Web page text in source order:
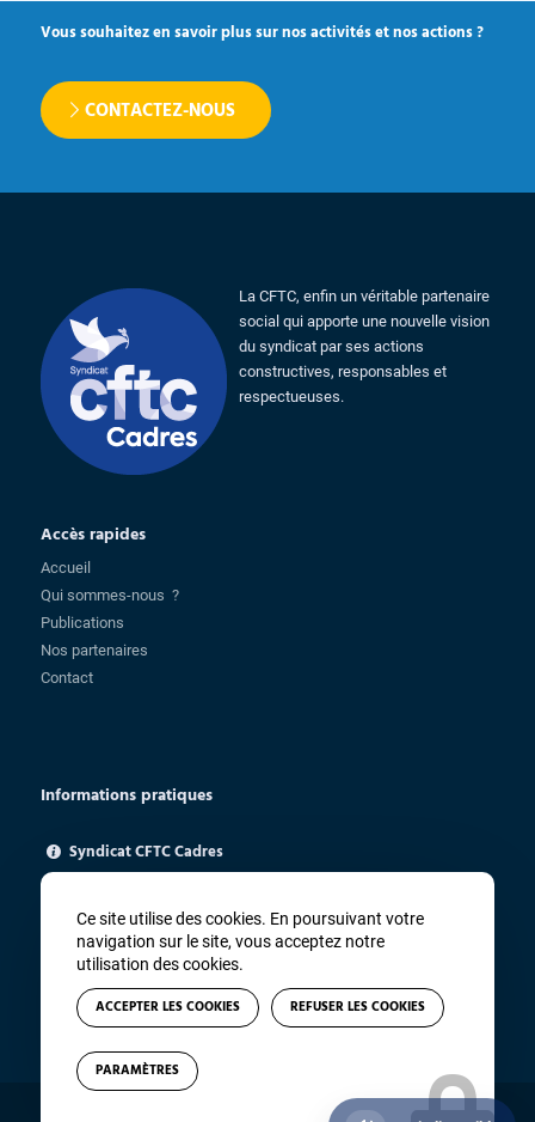
Vous souhaitez en savoir plus sur nos activités et nos actions ?
CONTACTEZ-NOUS
La CFTC, enfin un véritable partenaire
social qui apporte une nouvelle vision
du syndicat par ses actions
constructives, responsables et
respectueuses.
Accès rapides
Accueil
Qui sommes-nous ?
Publications
Nos partenaires
Contact
Informations pratiques
Syndicat CFTC Cadres
85 rue Charlot - 75003 Paris
ugica@cftc.fr
01 83 94 67 91
Winsiders
Ce site utilise des cookies. En poursuivant votre
navigation sur le site, vous acceptez notre
utilisation des cookies.
ACCEPTER LES COOKIES REFUSER LES COOKIES
PARAMÈTRES